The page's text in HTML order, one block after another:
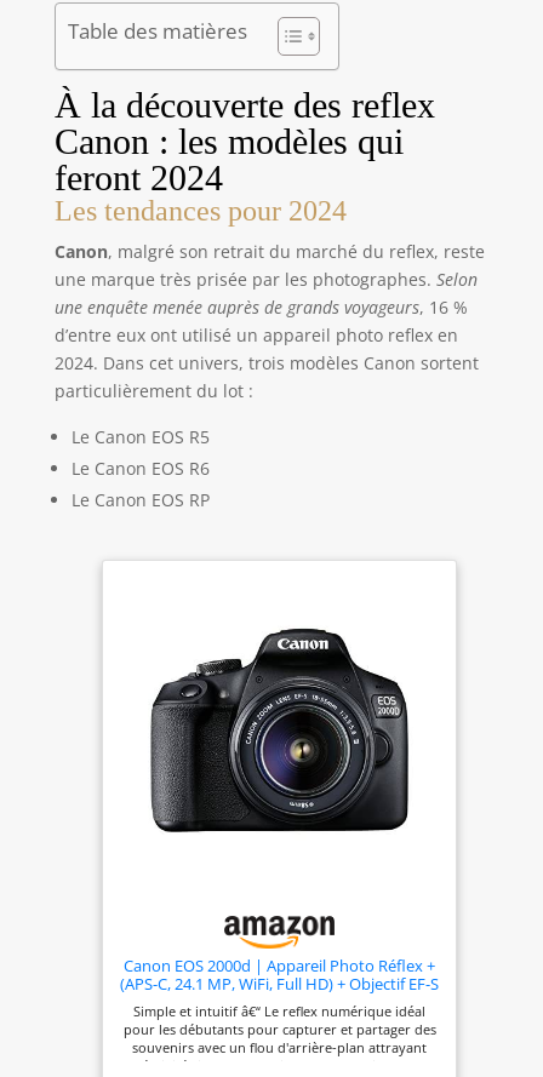
Table des matières
À la découverte des reflex
Canon : les modèles qui
feront 2024
Les tendances pour 2024
Canon, malgré son retrait du marché du reflex, reste
une marque très prisée par les photographes. Selon
une enquête menée auprès de grands voyageurs, 16 %
d’entre eux ont utilisé un appareil photo reflex en
2024. Dans cet univers, trois modèles Canon sortent
particulièrement du lot :
Le Canon EOS R5
Le Canon EOS R6
Le Canon EOS RP
Canon EOS 2000d | Appareil Photo Réflex +
(APS-C, 24.1 MP, WiFi, Full HD) + Objectif EF-S
18-55mm f/3,5-5,6 DC III, Noir
Simple et intuitif â€“ Le reflex numérique idéal
pour les débutants pour capturer et partager des
souvenirs avec un flou d'arrière-plan attrayant
Créativité simple : enregistrement en direct avec